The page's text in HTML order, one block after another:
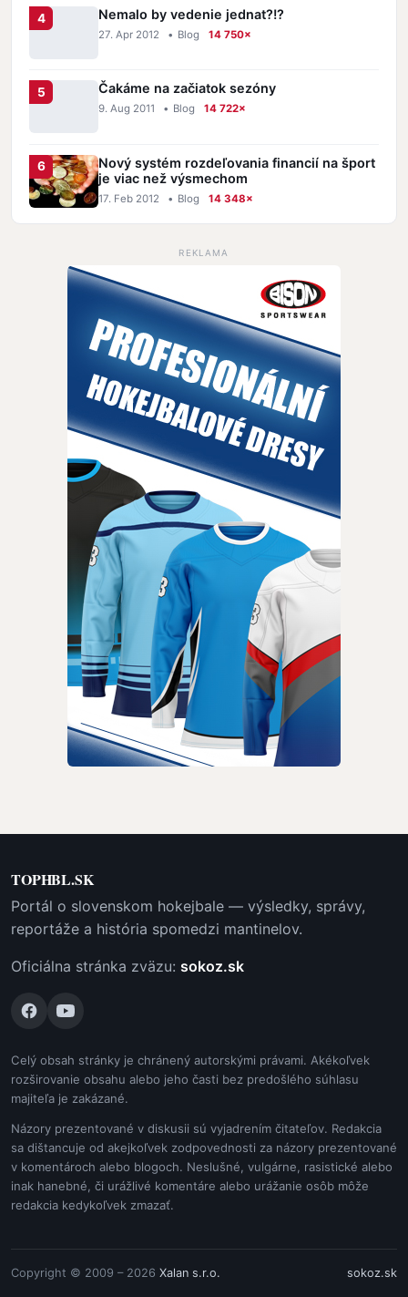
Nemalo by vedenie jednat?!?
27. Apr 2012 • Blog 14 750×
Čakáme na začiatok sezóny
9. Aug 2011 • Blog 14 722×
Nový systém rozdeľovania financií na šport
je viac než výsmechom
17. Feb 2012 • Blog 14 348×
REKLAMA
TOPHBL.SK
Portál o slovenskom hokejbale — výsledky, správy,
reportáže a história spomedzi mantinelov.
Oficiálna stránka zväzu: sokoz.sk
Celý obsah stránky je chránený autorskými právami. Akékoľvek
rozširovanie obsahu alebo jeho časti bez predošlého súhlasu
majiteľa je zakázané.
Názory prezentované v diskusii sú vyjadrením čitateľov. Redakcia
sa dištancuje od akejkoľvek zodpovednosti za názory prezentované
v komentároch alebo blogoch. Neslušné, vulgárne, rasistické alebo
inak hanebné, či urážlivé komentáre alebo urážanie osôb môže
redakcia kedykoľvek zmazať.
Copyright © 2009 – 2026 Xalan s.r.o. sokoz.sk